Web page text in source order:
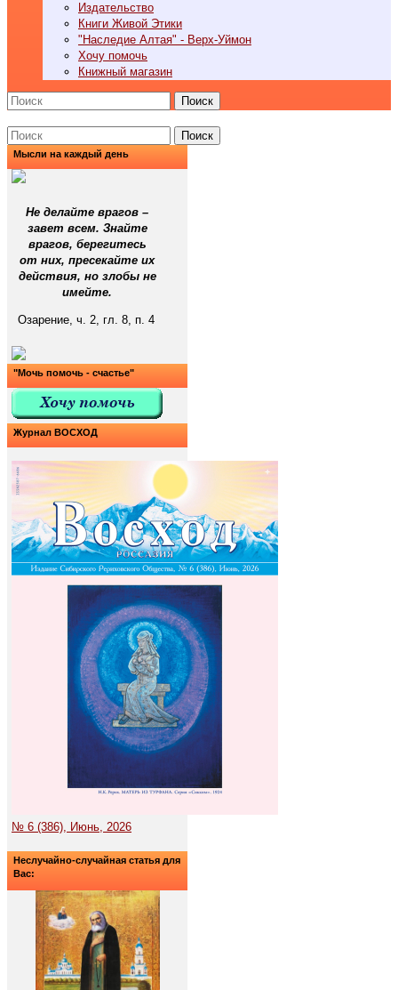
Издательство
Книги Живой Этики
"Наследие Алтая" - Верх-Уймон
Хочу помочь
Книжный магазин
Поиск
Поиск
Мысли на каждый день
Не делайте врагов –
завет всем. Знайте
врагов, берегитесь
от них, пресекайте их
действия, но злобы не
имейте.
Озарение, ч. 2, гл. 8, п. 4
"Мочь помочь - счастье"
Журнал ВОСХОД
№ 6 (386), Июнь, 2026
Неслучайно-случайная статья для
Вас: